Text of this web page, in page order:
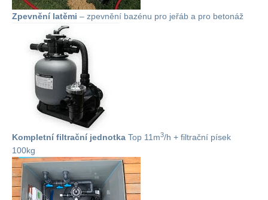
Zpevnění latěmi – zpevnění bazénu pro jeřáb a pro betonáž
Kompletní filtrační jednotka Top 11m3/h + filtrační písek
100kg